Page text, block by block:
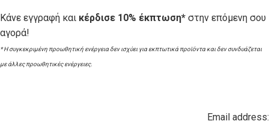
Κάνε εγγραφή και κέρδισε 10% έκπτωση* στην επόμενη σου
αγορά!
* Η συγκεκριμένη προωθητική ενέργεια δεν ισχύει για εκπτωτικά προϊόντα και δεν συνδυάζεται
με άλλες προωθητικές ενέργειες.
Email address: